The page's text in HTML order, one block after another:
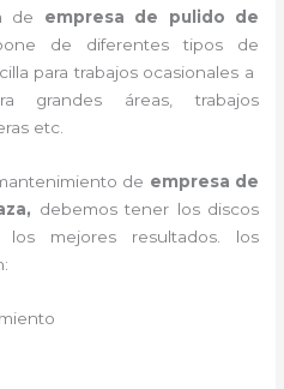
de empresa de pulido de
de diferentes tipos de
para trabajos ocasionales a
grandes áreas, trabajos
etc.
de empresa de
debemos tener los discos
los mejores resultados. los